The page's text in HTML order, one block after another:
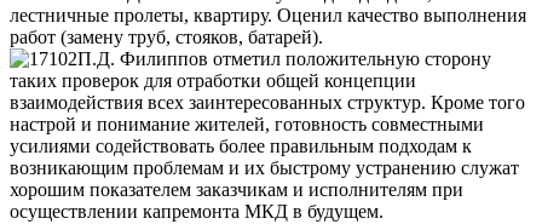
лестничные пролеты, квартиру. Оценил качество выполнения
работ (замену труб, стояков, батарей).
П.Д. Филиппов отметил положительную сторону
таких проверок для отработки общей концепции
взаимодействия всех заинтересованных структур. Кроме того
настрой и понимание жителей, готовность совместными
усилиями содействовать более правильным подходам к
возникающим проблемам и их быстрому устранению служат
хорошим показателем заказчикам и исполнителям при
осуществлении капремонта МКД в будущем.